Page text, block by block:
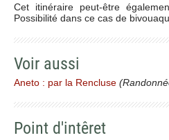
Cet itinéraire peut-être
Possibilité dans ce cas de
Voir aussi
Aneto : par la Rencluse
Point d'intêret